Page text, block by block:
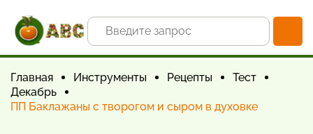
Главная Инструменты Рецепты
Тест
Декабрь
ПП Баклажаны с творогом и сыром в духовке